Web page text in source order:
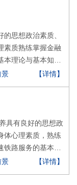
思想政治素质、
素质熟练掌握金融
本理论与基本知
的基本技能，熟悉
务面向企业外经
营管理、咨询服
销等工作的高素质
景 【详情】
具有良好的思想政
体心理素质，熟练
路服务的基本理
，具备旅游策划、
景 【详情】